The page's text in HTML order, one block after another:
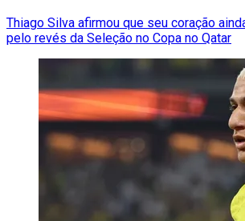
Thiago Silva afirmou que seu coração
pelo revés da Seleção no Copa no Qatar